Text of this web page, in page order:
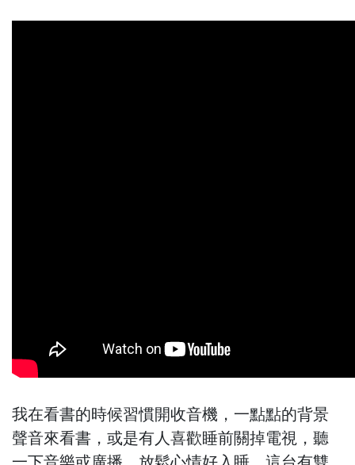
我在看書的時候習慣開收音機，一點點的背景
聲音來看書，或是有人喜歡睡前關掉電視，聽